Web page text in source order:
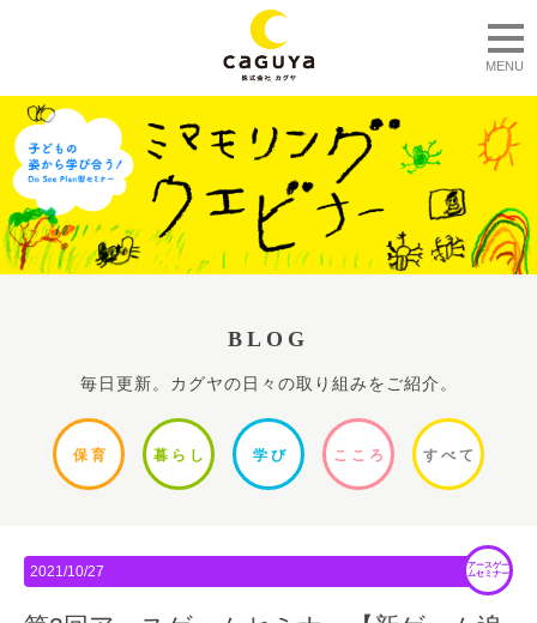
MENU
BLOG
毎日更新。カグヤの日々の取り組みをご紹介。
保 育 暮ら し 学 び ここ ろ すべて
2021/10/27
アースゲー
ムセミナー